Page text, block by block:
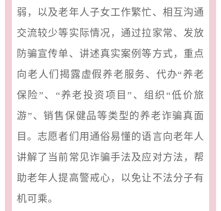
弱，以及老年人子女工作繁忙、相互沟通
交流较少等实际情况，通过拉家常、发放
防骗宣传单、讲述真实案例等方式，重点
向老人们揭露虚假养老服务、代办“养老
保险”、“养老投资项目”、组织“低价旅
游”、销售保健品等类型的养老诈骗真面
目。志愿者们用通俗易懂的语言向老年人
讲解了当前常见诈骗手法及应对方法，帮
助老年人提高警戒心，以免让不法分子有
机可乘。